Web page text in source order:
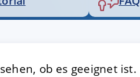
ob es geeignet ist.